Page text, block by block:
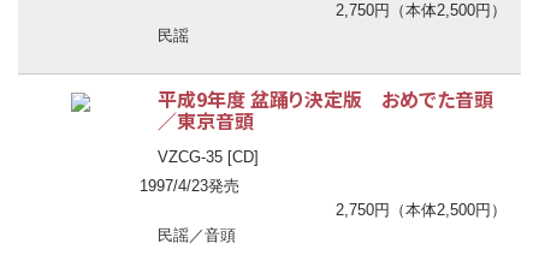
2,750円（本体2,500円）
民謡
平成9年度 盆踊り決定版 おめでた音頭
／東京音頭
VZCG-35 [CD]
1997/4/23発売
2,750円（本体2,500円）
民謡／音頭